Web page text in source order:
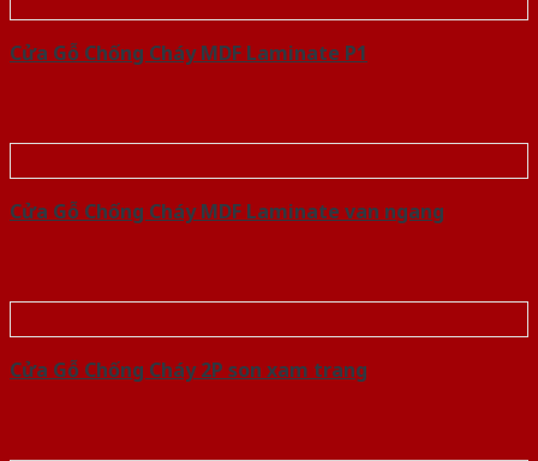
Cửa Gỗ Chống Cháy MDF Laminate P1
Cửa Gỗ Chống Cháy MDF Laminate van ngang
Cửa Gỗ Chống Cháy 2P son xam trang